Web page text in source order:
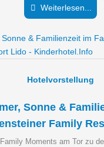
Weiterlesen...
Sonne &
Family
Hotelvorstellung
Moments am Tor zu